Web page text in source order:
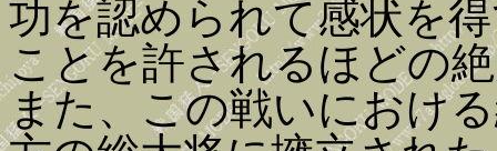
功を認められて感状を
ことを許されるほどの
また、この戦いにおけ